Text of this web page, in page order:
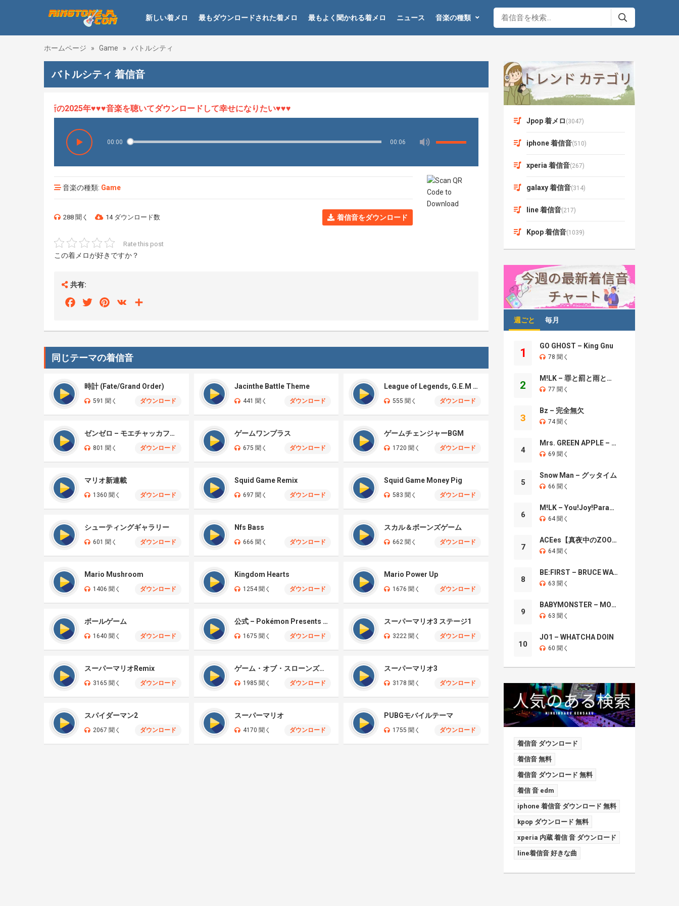
新しい着メロ 最もダウンロードされた着メロ 最もよく聞かれる着メロ ニュース 音楽の種類
ホームページ » Game » バトルシティ
バトルシティ 着信音
、最新の2025年♥♥♥音楽を聴いてダウンロードして幸せになりたい♥♥♥
00:00 00:06
音楽の種類: Game
288 聞く 14 ダウンロード数 着信音をダウンロード
Rate this post
この着メロが好きですか？
共有:
FacebookTwitterPinterest
VK
同じテーマの着信音
時計 (Fate/Grand Order)
591 聞く ダウンロード
Jacinthe Battle Theme
441 聞く ダウンロード
League of Legends, G.E.M – Sacrifice
555 聞く ダウンロード
ゼンゼロ – モエチャッカファイア – エレンジョー (cover)
801 聞く ダウンロード
ゲームワンプラス
675 聞く ダウンロード
ゲームチェンジャーBGM
1720 聞く ダウンロード
マリオ新連載
1360 聞く ダウンロード
Squid Game Remix
697 聞く ダウンロード
Squid Game Money Pig
583 聞く ダウンロード
シューティングギャラリー
601 聞く ダウンロード
Nfs Bass
666 聞く ダウンロード
スカル＆ボーンズゲーム
662 聞く ダウンロード
Mario Mushroom
1406 聞く ダウンロード
Kingdom Hearts
1254 聞く ダウンロード
Mario Power Up
1676 聞く ダウンロード
ボールゲーム
1640 聞く ダウンロード
公式 – Pokémon Presents 2024
1675 聞く ダウンロード
スーパーマリオ3 ステージ1
3222 聞く ダウンロード
スーパーマリオRemix
3165 聞く ダウンロード
ゲーム・オブ・スローンズのギターミックス
1985 聞く ダウンロード
スーパーマリオ3
3178 聞く ダウンロード
スパイダーマン2
2067 聞く ダウンロード
スーパーマリオ
4170 聞く ダウンロード
PUBGモバイルテーマ
1755 聞く ダウンロード
Jpop 着メロ (3047)
iphone 着信音(510)
xperia 着信音(267)
galaxy 着信音(314)
line 着信音(217)
Kpop 着信音(1039)
週ごと 毎月
1
GO GHOST – King Gnu
78 聞く
2
M!LK – 罪と罰と雨とキス
77 聞く
3
Bz – 完全無欠
74 聞く
4
Mrs. GREEN APPLE – Brand New
69 聞く
5
Snow Man – グッタイム
66 聞く
6
M!LK – You!Joy!Parade!
64 聞く
7
ACEes【真夜中のZOO】
64 聞く
8
BE:FIRST – BRUCE WAYNE
63 聞く
9
BABYMONSTER – MOON
63 聞く
10
JO1 – WHATCHA DOIN
60 聞く
着信音 ダウンロード
着信音 無料
着信音 ダウンロード 無料
着信 音 edm
iphone 着信音 ダウンロード 無料
kpop ダウンロード 無料
xperia 内蔵 着信 音 ダウンロード
line着信音 好きな曲